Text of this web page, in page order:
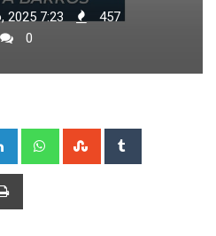
2025 7:23
457
0
LinkedIn WhatsappStumbleUpon